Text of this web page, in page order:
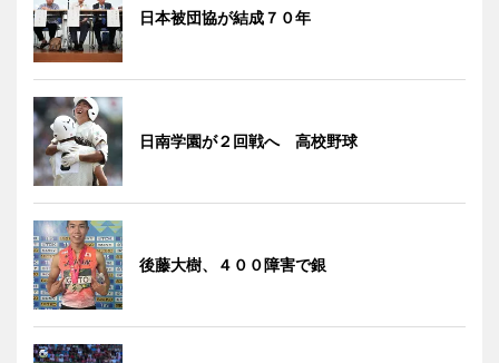
日本被団協が結成７０年
日南学園が２回戦へ 高校野球
後藤大樹、４００障害で銀